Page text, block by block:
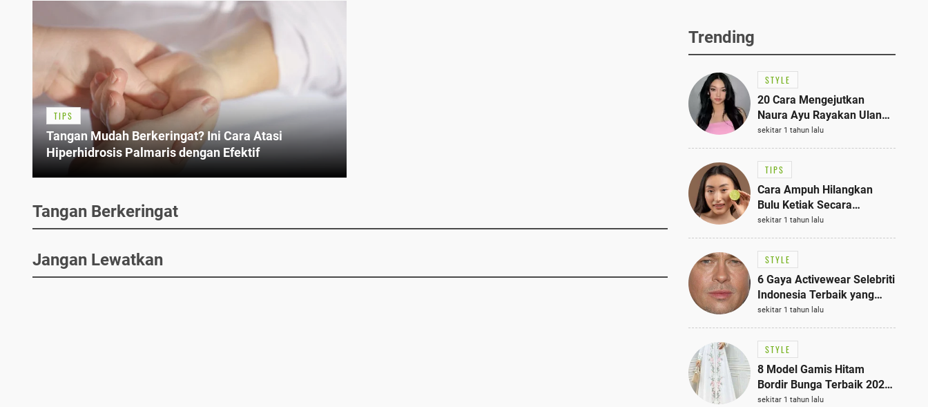
TIPS
Tangan Mudah Berkeringat? Ini Cara Atasi
Hiperhidrosis Palmaris dengan Efektif
Tangan Berkeringat
Jangan Lewatkan
Trending
STYLE
20 Cara Mengejutkan
Naura Ayu Rayakan Ulang
Tahun di Panti Asuhan,
Terlihat Anggun dengan
Kaftan Cokelat
sekitar 1 tahun lalu
TIPS
Cara Ampuh Hilangkan
Bulu Ketiak Secara
Permanen dalam 5
Langkah Sederhana
sekitar 1 tahun lalu
STYLE
6 Gaya Activewear Selebriti
Indonesia Terbaik yang
Bisa Jadi Inspirasi
Fashionmu
sekitar 1 tahun lalu
STYLE
8 Model Gamis Hitam
Bordir Bunga Terbaik 2025,
Stylish untuk Hangout
sekitar 1 tahun lalu